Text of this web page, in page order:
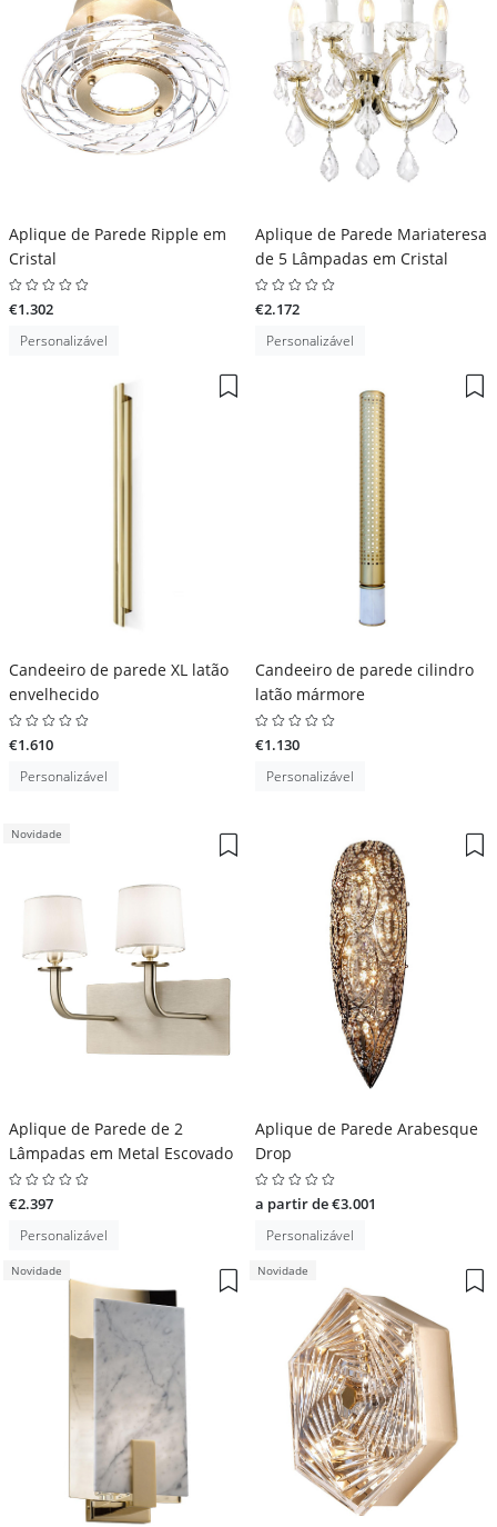
Aplique de Parede Ripple em
Cristal
€1.302
Personalizável
Aplique de Parede Mariateresa
de 5 Lâmpadas em Cristal
€2.172
Personalizável
Candeeiro de parede XL latão
envelhecido
€1.610
Personalizável
Candeeiro de parede cilindro
latão mármore
€1.130
Personalizável
Novidade
Aplique de Parede de 2
Lâmpadas em Metal Escovado
€2.397
Personalizável
Aplique de Parede Arabesque
Drop
a partir de €3.001
Personalizável
Novidade Novidade